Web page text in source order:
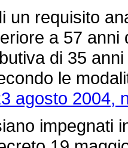
requisito
a 57
di 35
le
agosto 2004,
impegnati